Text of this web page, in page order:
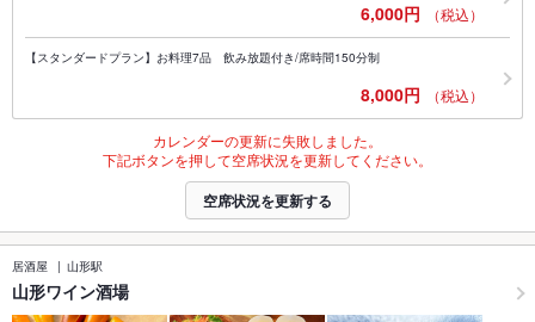
6,000円 （税込）
【スタンダードプラン】お料理7品 飲み放題付き/席時間150分制
8,000円 （税込）
カレンダーの更新に失敗しました。
下記ボタンを押して空席状況を更新してください。
空席状況を更新する
居酒屋 山形駅
山形ワイン酒場